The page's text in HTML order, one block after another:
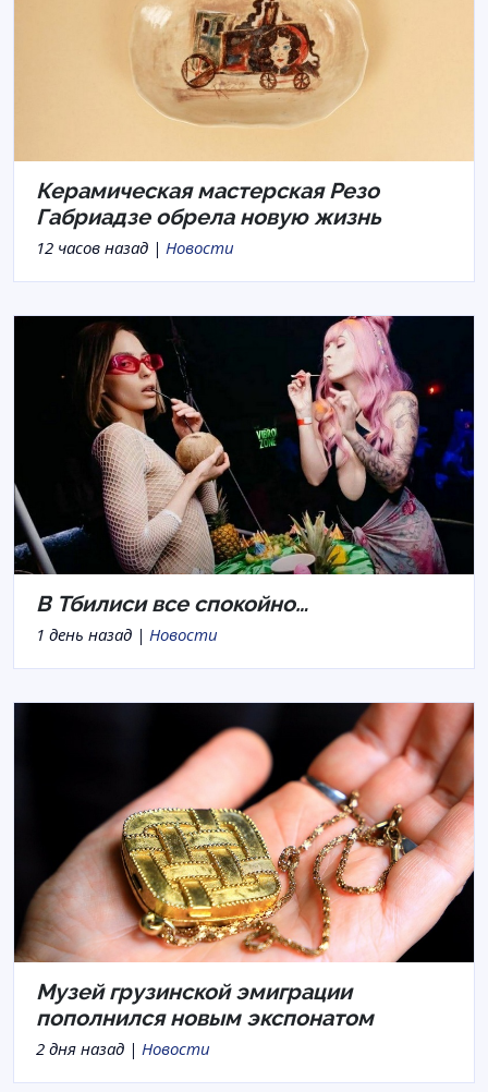
Керамическая мастерская Резо
Габриадзе обрела новую жизнь
12 часов назад | Новости
В Тбилиси все спокойно…
1 день назад | Новости
Музей грузинской эмиграции
пополнился новым экспонатом
2 дня назад | Новости